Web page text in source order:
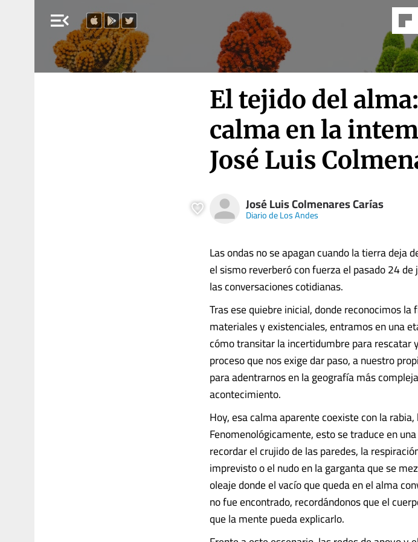
menu_open
El tejido del
calma en la
José Luis
José Luis Colmenares Carías
Diario de Los Andes
Las ondas no se apagan cuando la tierra deja
el sismo reverberó con fuerza el pasado 24
las conversaciones cotidianas.
Tras ese quiebre inicial, donde reconocimos
materiales y existenciales, entramos en una
cómo transitar la incertidumbre para rescatar
proceso que nos exige dar paso, a nuestro
para adentrarnos en la geografía más
acontecimiento.
Hoy, esa calma aparente coexiste con la
Fenomenológicamente, esto se traduce en
recordar el crujido de las paredes, la
imprevisto o el nudo en la garganta que se
oleaje donde el vacío que queda en el alma
no fue encontrado, recordándonos que el
que la mente pueda explicarlo.